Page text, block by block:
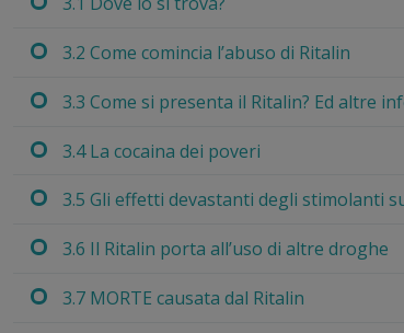
3.2 Come comincia l’abuso di Ritalin
3.3 Come si presenta il Ritalin? Ed altre
3.4 La cocaina dei poveri
3.5 Gli effetti devastanti degli stimolanti
3.6 Il Ritalin porta all’uso di altre droghe
3.7 MORTE causata dal Ritalin